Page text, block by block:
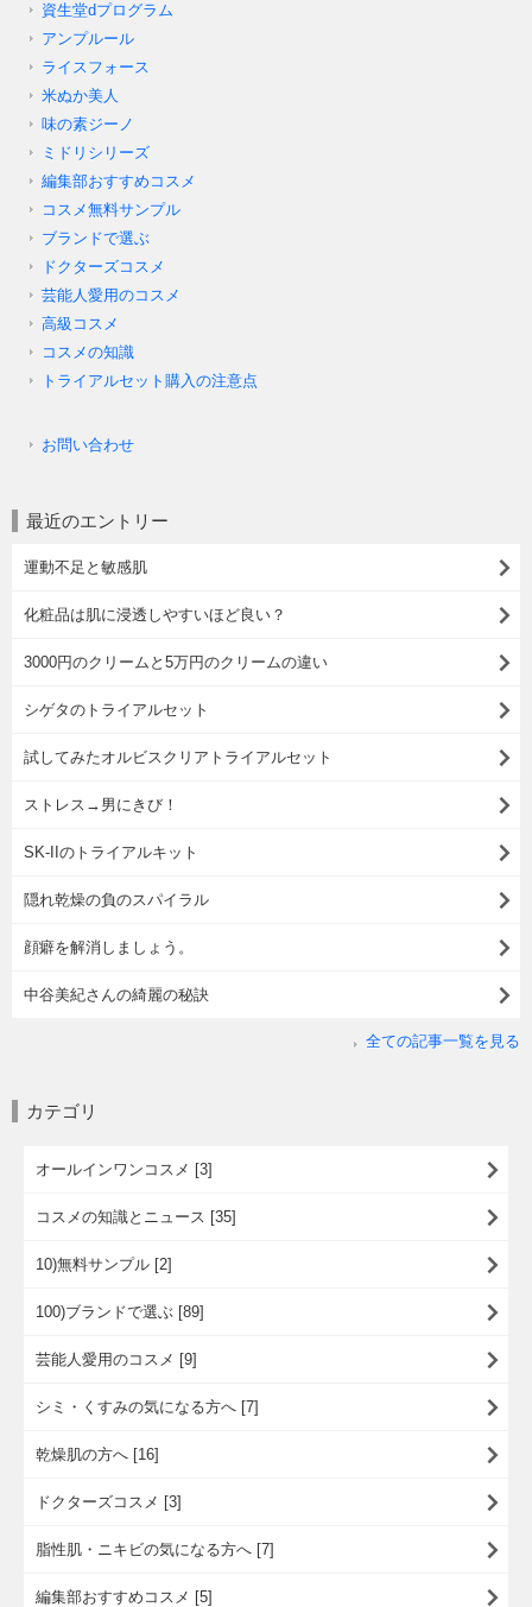
資生堂dプログラム
アンプルール
ライスフォース
米ぬか美人
味の素ジーノ
ミドリシリーズ
編集部おすすめコスメ
コスメ無料サンプル
ブランドで選ぶ
ドクターズコスメ
芸能人愛用のコスメ
高級コスメ
コスメの知識
トライアルセット購入の注意点
お問い合わせ
最近のエントリー
運動不足と敏感肌
化粧品は肌に浸透しやすいほど良い？
3000円のクリームと5万円のクリームの違い
シゲタのトライアルセット
試してみたオルビスクリアトライアルセット
ストレス→男にきび！
SK-IIのトライアルキット
隠れ乾燥の負のスパイラル
顔癖を解消しましょう。
中谷美紀さんの綺麗の秘訣
全ての記事一覧を見る
カテゴリ
オールインワンコスメ [3]
コスメの知識とニュース [35]
10)無料サンプル [2]
100)ブランドで選ぶ [89]
芸能人愛用のコスメ [9]
シミ・くすみの気になる方へ [7]
乾燥肌の方へ [16]
ドクターズコスメ [3]
脂性肌・ニキビの気になる方へ [7]
編集部おすすめコスメ [5]